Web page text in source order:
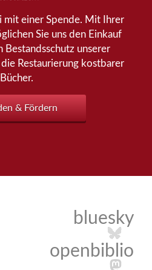
mit einer Spende. Mit Ihrer
Sie uns den Einkauf
Bestandsschutz unserer
Restaurierung kostbarer
Bücher.
& Fördern
bluesky
openbiblio